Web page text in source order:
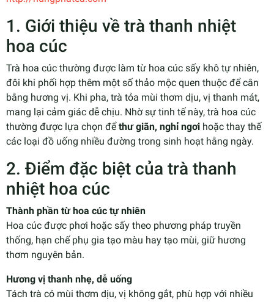
1. Giới thiệu về trà thanh nhiệt
hoa cúc
Trà hoa cúc thường được làm từ hoa cúc sấy khô tự nhiên,
đôi khi phối hợp thêm một số thảo mộc quen thuộc để cân
bằng hương vị. Khi pha, trà tỏa mùi thơm dịu, vị thanh mát,
mang lại cảm giác dễ chịu. Nhờ sự tinh tế này, trà hoa cúc
thường được lựa chọn đểthư giãn, nghỉ ngơi hoặc thay thế
các loại đồ uống nhiều đường trong sinh hoạt hằng ngày.
2. Điểm đặc biệt của trà thanh
nhiệt hoa cúc
Thành phần từ hoa cúc tự nhiên
Hoa cúc được phơi hoặc sấy theo phương pháp truyền
thống, hạn chế phụ gia tạo màu hay tạo mùi, giữ hương
thơm nguyên bản.
Hương vị thanh nhẹ, dễ uống
Tách trà có mùi thơm dịu, vị không gắt, phù hợp với nhiều